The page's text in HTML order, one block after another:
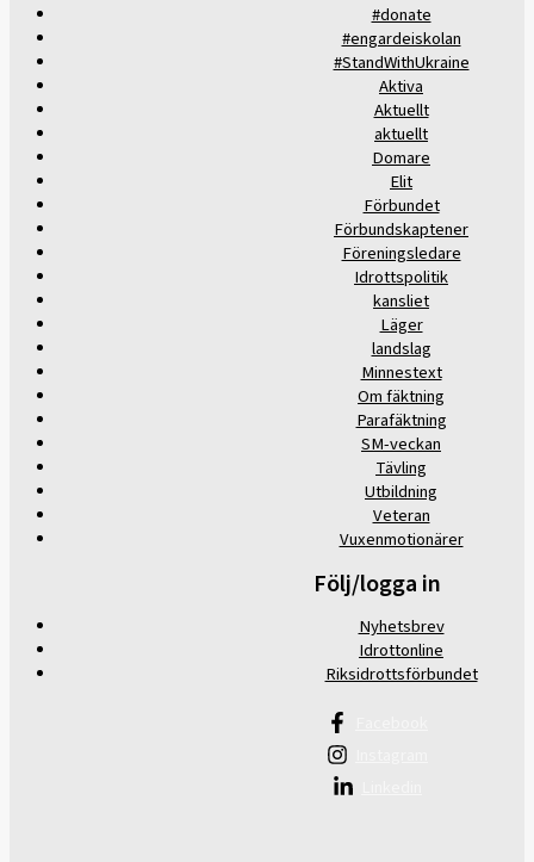
#donate
#engardeiskolan
#StandWithUkraine
Aktiva
Aktuellt
aktuellt
Domare
Elit
Förbundet
Förbundskaptener
Föreningsledare
Idrottspolitik
kansliet
Läger
landslag
Minnestext
Om fäktning
Parafäktning
SM-veckan
Tävling
Utbildning
Veteran
Vuxenmotionärer
Följ/logga in
Nyhetsbrev
Idrottonline
Riksidrottsförbundet